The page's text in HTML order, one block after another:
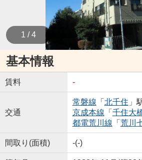
1 / 4
基本情報
賃料 -
交通
常磐線 「 北千住 」
京成本線 「 千住大
都電荒川線 「 荒川
間取り(面積) -(-)